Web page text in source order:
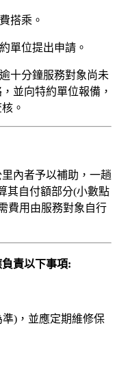
搭乘。
單位提出申請。
十分鐘服務對象尚未
並向特約單位報備，
。
內者予以補助，一趟
其自付額部分(小數點
費用由服務對象自行
責以下事項:
)，並應定期維修保